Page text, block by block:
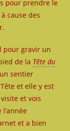
pour prendre le
cause des
pour gravir un
de la Tête du
sentier
et elle y est
et vois
et a bien